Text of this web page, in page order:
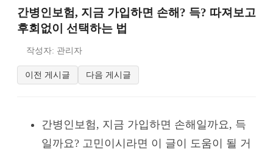
간병인보험, 지금 가입하면 손해? 득? 따져보고
후회없이 선택하는 법
작성자: 관리자
이전 게시글 다음 게시글
간병인보험, 지금 가입하면 손해일까요, 득
일까요? 고민이시라면 이 글이 도움이 될 거